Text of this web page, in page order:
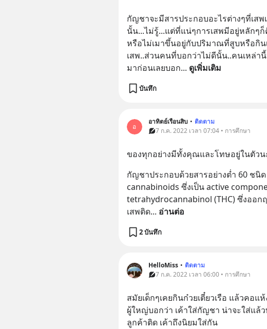
กัญชาจะมีสารประกอบอะไรต่างๆที่เส
นั้น...ไม่รู้...แต่ที่แน่ๆการเสพมีอยู่หลักๆ
หรือไม่เมาขึ้นอยู่กับปริมาณที่สูบหรือกิน
เสพ..ส่วนคนที่บอกว่าไม่ดีนั้น..คนเหล่า
มาก่อนเลยบอก... ดูเพิ่มเติม
บันทึก
อ
อาทิตย์เรือนสิบ • ติดตาม
7 ก.ค. 2022 เวลา 07:04 • การศึกษา
ของทุกอย่างมีทั้งคุณและโทษอยู่ในตัวน
กัญชาประกอบด้วยสารอย่างต่ำ 60 ช
cannabinoids ซึ่งเป็น active
tetrahydrocannabinol (THC) ซึ่งออก
เสพติด... อ่านต่อ
2 บันทึก
HelloMiss • ติดตาม
7 ก.ค. 2022 เวลา 06:00 • การศึกษา
สมัยเด็กๆเคยกินก๋วยเตี๋ยวเรือ แล้วคอแ
ผู้ใหญ่บอกว่า เค้าใส่กัญชา น่าจะใส่แล้
ลูกค้าติด เค้าถึงนิยมใส่กัน